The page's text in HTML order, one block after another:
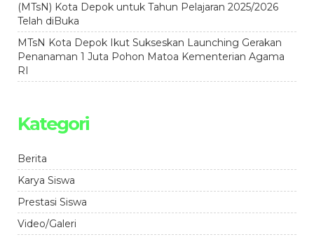
(MTsN) Kota Depok untuk Tahun Pelajaran 2025/2026
Telah diBuka
MTsN Kota Depok Ikut Sukseskan Launching Gerakan
Penanaman 1 Juta Pohon Matoa Kementerian Agama
RI
Kategori
Berita
Karya Siswa
Prestasi Siswa
Video/Galeri